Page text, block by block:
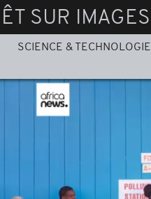
SUR IMAGES
SCIENCE & TECHNOLOGIE